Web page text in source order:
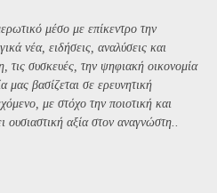
μέσο με επίκεντρο την
νέα, ειδήσεις, αναλύσεις και
τις συσκευές, την ψηφιακή οικονομία
μας βασίζεται σε ερευνητική
με στόχο την ποιοτική και
αξία στον αναγνώστη..